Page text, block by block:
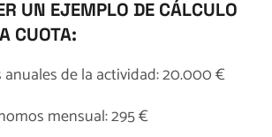
UN EJEMPLO DE CÁLCULO
CUOTA:
de la actividad: 20.000 €
mensual: 295 €